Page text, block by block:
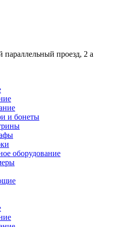
параллельный проезд, 2 a
и бонеты
оборудование